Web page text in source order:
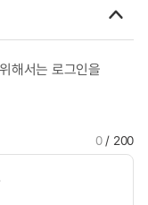
해서는 로그인을
0/ 200